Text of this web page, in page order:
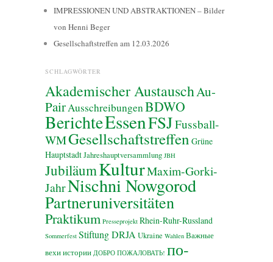
IMPRESSIONEN UND ABSTRAKTIONEN – Bilder
von Henni Beger
Gesellschaftstreffen am 12.03.2026
SCHLAGWÖRTER
Akademischer AustauschAu-
PairAusschreibungenBDWO
BerichteEssenFSJFussball-
WMGesellschaftstreffen Grüne
HauptstadtJahreshauptversammlung JBH
JubiläumKulturMaxim-Gorki-
JahrNischni Nowgorod
Partneruniversitäten
Praktikum Presseprojekt Rhein-Ruhr-Russland
Sommerfest Stiftung DRJA Ukraine Wahlen Важные
вехи истории ДОБРО ПОЖАЛОВАТЬ! по-